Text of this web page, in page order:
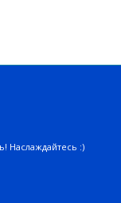
Наслаждайтесь :)